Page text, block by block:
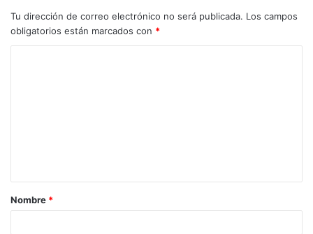
Tu dirección de correo electrónico no será publicada. Los campos
obligatorios están marcados con *
Nombre *